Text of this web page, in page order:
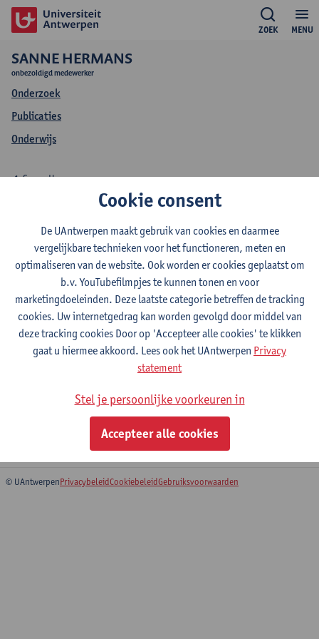
MENU
ZOEK
SANNE HERMANS
onbezoldigd medewerker
Onderzoek
Publicaties
Onderwijs
Onderwijs Sanne
Hermans
Sanne Hermans
2023-2024
Bachelor in de geschiedenis
Schakelprogramma geschiedenis
Voorbereidingsprogramma geschiedenis
© UAntwerpenPrivacybeleidCookiebeleidGebruiksvoorwaarden
Cookie consent
De UAntwerpen maakt gebruik van cookies en daarmee
vergelijkbare technieken voor het functioneren, meten en
optimaliseren van de website. Ook worden er cookies geplaatst om
b.v. YouTubefilmpjes te kunnen tonen en voor
marketingdoeleinden. Deze laatste categorie betreffen de tracking
cookies. Uw internetgedrag kan worden gevolgd door middel van
deze tracking cookies Door op 'Accepteer alle cookies' te klikken
gaat u hiermee akkoord. Lees ook het UAntwerpen Privacy
statement
Stel je persoonlijke voorkeuren in
Accepteer alle cookies